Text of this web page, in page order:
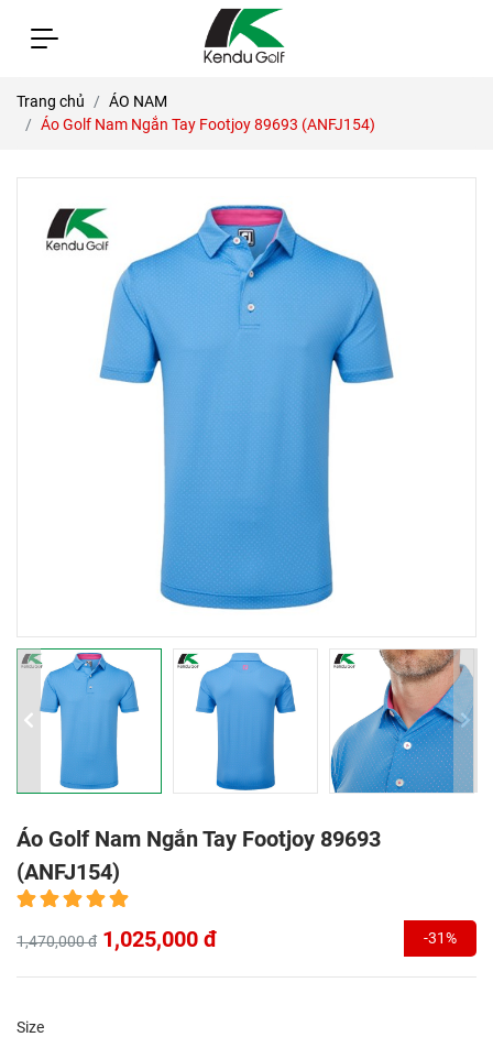
Trang chủ
ÁO NAM
Áo Golf Nam Ngắn Tay Footjoy 89693 (ANFJ154)
Áo Golf Nam Ngắn Tay Footjoy 89693
(ANFJ154)
1,470,000 đ 1,025,000 đ -31%
Size